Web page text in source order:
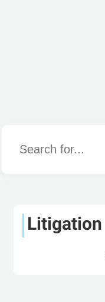
Word
Litigation